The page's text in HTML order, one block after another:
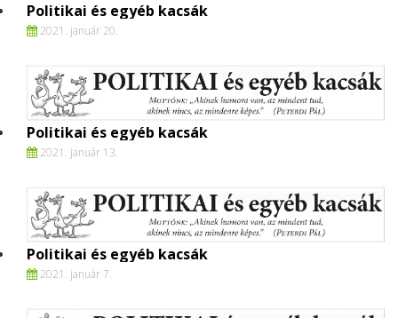
Politikai és egyéb kacsák
2021. január 20.
Politikai és egyéb kacsák
2021. január 13.
Politikai és egyéb kacsák
2021. január 7.